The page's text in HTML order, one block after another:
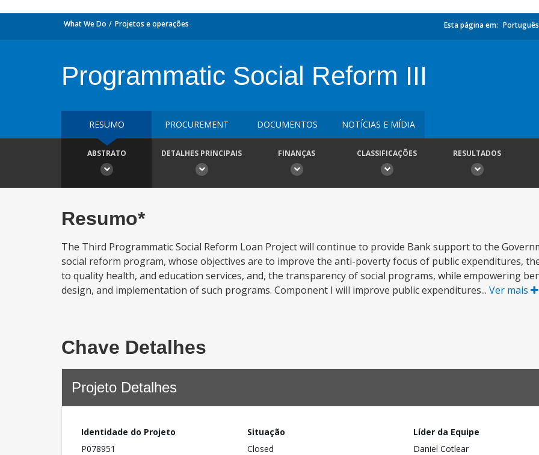
What We Do Projetos e operações Esta página em: Português
Programmatic Social Reform III
RESUMO PROCUREMENT DOCUMENTOS NOTÍCIAS E MÍDIA
ABSTRATO DETALHES PRINCIPAIS FINANÇAS CLASSIFICAÇÕES RESULTADOS
Resumo*
The Third Programmatic Social Reform Loan Project will continue to provide Bank support to the
social reform program, whose objectives are to improve the anti-poverty focus of public expenditures,
to quality health, and education services, and, the transparency of social programs, while empowering
design, and implementation of such programs. Component I will improve public expenditures... Ver mais
Chave Detalhes
Projeto Detalhes
Identidade do Projeto
P078951
Situação
Closed
Líder da Equipe
Daniel Cotlear